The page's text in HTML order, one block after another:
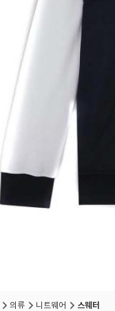
의류 니트웨어 스웨터